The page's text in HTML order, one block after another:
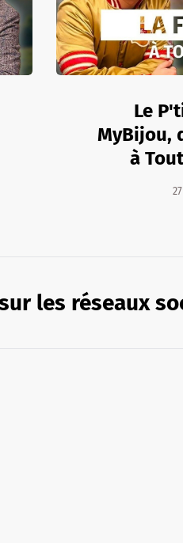
Le
MyBijou,
à
les réseaux